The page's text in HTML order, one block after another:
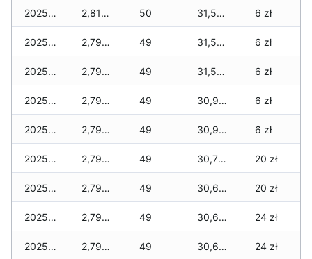
2025-12-19 2,810 zł 50 31,520 zł 6 zł
2025-12-18 2,790 zł 49 31,500 zł 6 zł
2025-12-17 2,790 zł 49 31,500 zł 6 zł
2025-12-16 2,790 zł 49 30,990 zł 6 zł
2025-12-15 2,790 zł 49 30,970 zł 6 zł
2025-12-14 2,790 zł 49 30,760 zł 20 zł
2025-12-13 2,790 zł 49 30,690 zł 20 zł
2025-12-12 2,790 zł 49 30,690 zł 24 zł
2025-12-11 2,790 zł 49 30,690 zł 24 zł